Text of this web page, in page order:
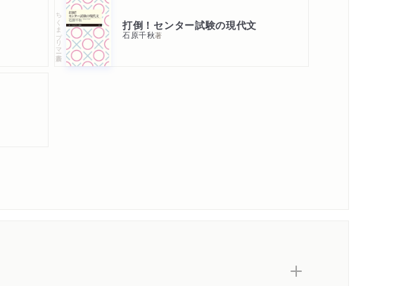
ちくまプリマー新書 打倒！センター試験の現代文
石原千秋著